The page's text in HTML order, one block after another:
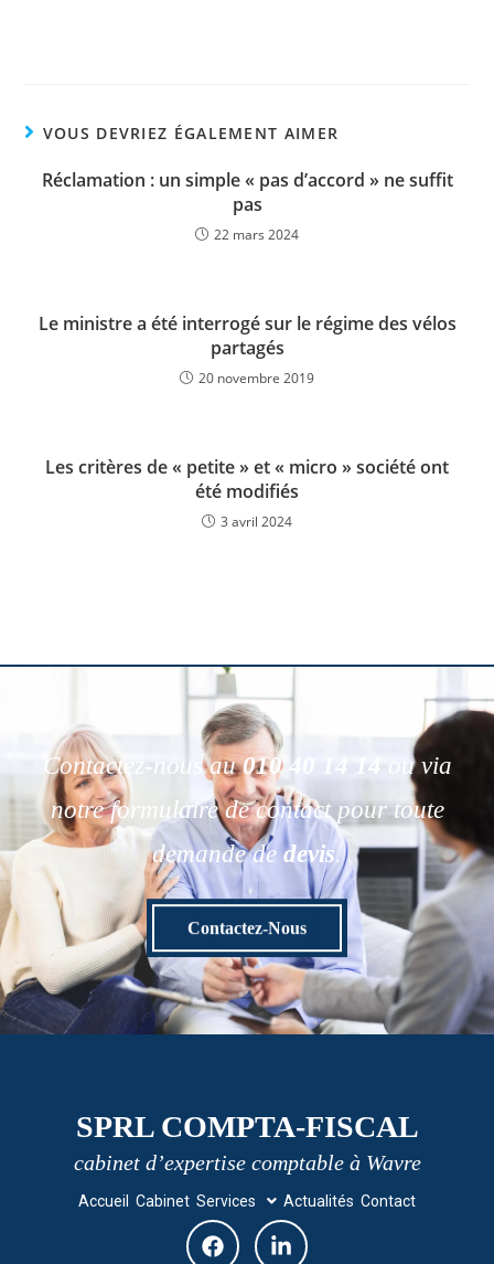
VOUS DEVRIEZ ÉGALEMENT AIMER
Réclamation : un simple « pas d’accord » ne suffit
pas
22 mars 2024
Le ministre a été interrogé sur le régime des vélos
partagés
20 novembre 2019
Les critères de « petite » et « micro » société ont
été modifiés
3 avril 2024
Contactez-nous au010 40 14 14
ou via
notre formulaire de contact pour toute
demande de devis.
Contactez-Nous
SPRL COMPTA-FISCAL
cabinet d’expertise comptable à Wavre
Accueil Cabinet Services Actualités Contact